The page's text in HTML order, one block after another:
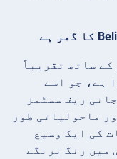
ساتھ تقریباً
ہوا ہے، جو اسے
ریف سسٹمز
ماحولیاتی طور
کی ایک وسیع
میں رنگ برنگے